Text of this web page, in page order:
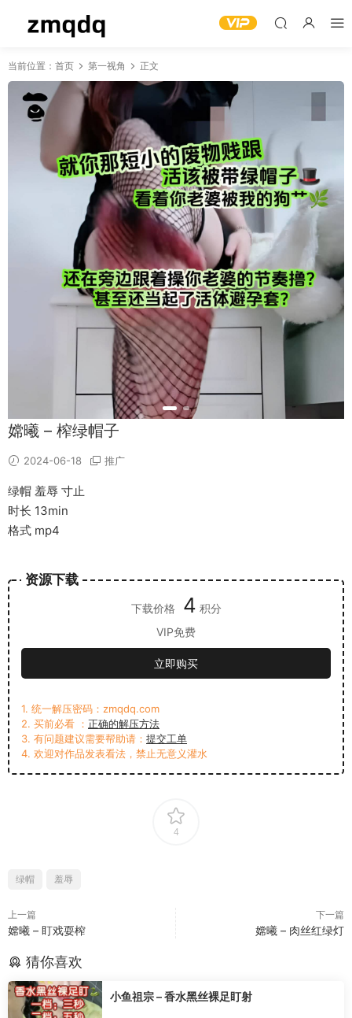
当前位置： 首页 第一视角 正文
嫦曦 – 榨绿帽子
2024-06-18 推广
绿帽 羞辱 寸止
时长 13min
格式 mp4
资源下载
下载价格 4 积分
VIP免费
立即购买
1. 统一解压密码：zmqdq.com
2. 买前必看 ： 正确的解压方法
3. 有问题建议需要帮助请： 提交工单
4. 欢迎对作品发表看法，禁止无意义灌水
4
绿帽 羞辱
上一篇
嫦曦 – 盯戏耍榨
下一篇
嫦曦 – 肉丝红绿灯
猜你喜欢
小鱼祖宗 – 香水黑丝裸足盯射